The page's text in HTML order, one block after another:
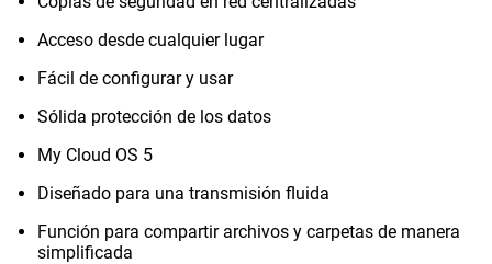
Acceso desde cualquier lugar
Fácil de configurar y usar
Sólida protección de los datos
My Cloud OS 5
Diseñado para una transmisión fluida
Función para compartir archivos y carpetas de manera
simplificada